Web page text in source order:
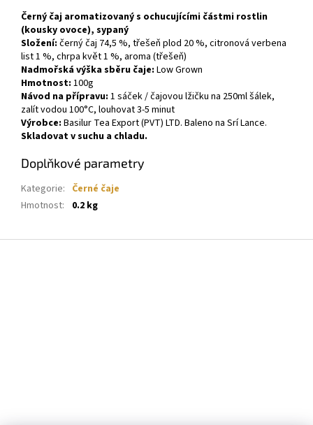
Černý čaj aromatizovaný s ochucujícími částmi rostlin
(kousky ovoce), sypaný
Složení: černý čaj 74,5 %, třešeň plod 20 %, citronová verbena
list 1 %, chrpa květ 1 %, aroma (třešeň)
Nadmořská výška sběru čaje: Low Grown
Hmotnost: 100g
Návod na přípravu: 1 sáček / čajovou lžičku na 250ml šálek,
zalít vodou 100°C, louhovat 3-5 minut
Výrobce: Basilur Tea Export (PVT) LTD. Baleno na Srí Lance.
Skladovat v suchu a chladu.
Doplňkové parametry
Kategorie: Černé čaje
Hmotnost: 0.2 kg